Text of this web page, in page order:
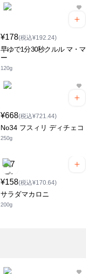
¥178(税込¥192.24)
早ゆで1分30秒クルル マ・マ
ー
120g
¥668(税込¥721.44)
No34 フスィリ ディチェコ
250g
¥158(税込¥170.64)
サラダマカロニ
200g